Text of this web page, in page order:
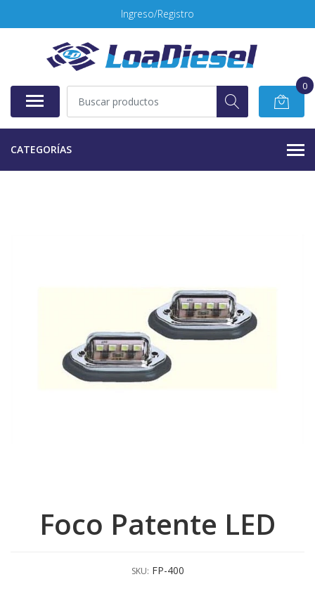
Ingreso/Registro
0
CATEGORÍAS
Foco Patente LED
SKU: FP-400